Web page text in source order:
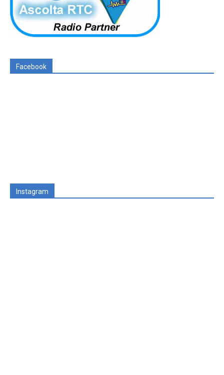
Facebook
Instagram